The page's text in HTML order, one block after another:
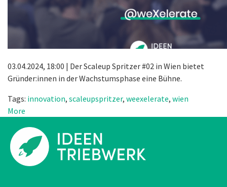
03.04.2024, 18:00 | Der Scaleup Spritzer #02 in Wien bietet
Gründer:innen in der Wachstumsphase eine Bühne.
Tags: innovation, scaleupspritzer, weexelerate, wien
More